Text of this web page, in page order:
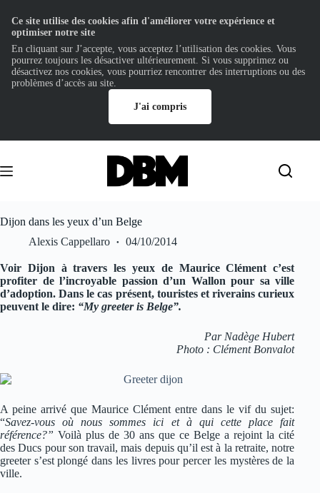
contenu
Dijon dans les yeux d’un Belge
Alexis Cappellaro
04/10/2014
Voir Dijon à travers les yeux de Maurice Clément c’est
profiter de l’incroyable passion d’un Wallon pour sa ville
d’adoption. Dans le cas présent, touristes et riverains curieux
peuvent le dire: “My greeter is Belge”.
Par Nadège Hubert
Photo : Clément Bonvalot
A peine arrivé que Maurice Clément entre dans le vif du sujet:
“Savez-vous où nous sommes ici et à qui cette place fait
référence?” Voilà plus de 30 ans que ce Belge a rejoint la cité
des Ducs pour son travail, mais depuis qu’il est à la retraite, notre
greeter s’est plongé dans les livres pour percer les mystères de la
ville.
Ce site utilise des cookies afin d'améliorer votre expérience et
optimiser notre site
En cliquant sur J’accepte, vous acceptez l’utilisation des cookies. Vous
pourrez toujours les désactiver ultérieurement. Si vous supprimez ou
désactivez nos cookies, vous pourriez rencontrer des interruptions ou des
problèmes d’accès au site.
J'ai compris